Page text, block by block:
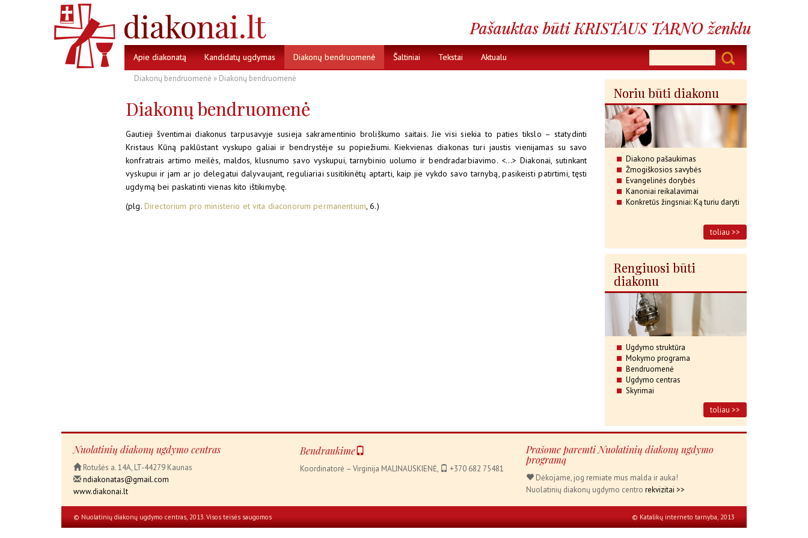
Apie diakonatą Kandidatų ugdymas Diakonų bendruomenė Šaltiniai Tekstai Aktualu
Diakonų bendruomenė » Diakonų bendruomenė
Diakonų bendruomenė
Gautieji šventimai diakonus tarpusavyje susieja sakramentinio broliškumo saitais. Jie visi siekia to paties tikslo – statydinti
Kristaus Kūną paklūstant vyskupo galiai ir bendrystėje su popiežiumi. Kiekvienas diakonas turi jaustis vienijamas su savo
konfratrais artimo meilės, maldos, klusnumo savo vyskupui, tarnybinio uolumo ir bendradarbiavimo. <...> Diakonai, sutinkant
vyskupui ir jam ar jo delegatui dalyvaujant, reguliariai susitikinėtų aptarti, kaip jie vykdo savo tarnybą, pasikeisti patirtimi, tęsti
ugdymą bei paskatinti vienas kito ištikimybę.
(plg. Directorium pro ministerio et vita diaconorum permanentium, 6.)
Noriu būti diakonu
Diakono pašaukimas
Žmogiškosios savybės
Evangelinės dorybės
Kanoniai reikalavimai
Konkretūs žingsniai: Ką turiu daryti
toliau >>
Rengiuosi būti
diakonu
Ugdymo struktūra
Mokymo programa
Bendruomenė
Ugdymo centras
Skyrimai
toliau >>
Nuolatinių diakonų ugdymo centras
Rotušės a. 14A, LT-44279 Kaunas
ndiakonatas@gmail.com
www.diakonai.lt
Bendraukime
Koordinatorė – Virginija MALINAUSKIENĖ, +370 682 75481
Prašome paremti Nuolatinių diakonų ugdymo
programą
Dėkojame, jog remiate mus malda ir auka!
Nuolatinių diakonų ugdymo centrorekvizitai >>
© Nuolatinių diakonų ugdymo centras, 2013. Visos teisės saugomos © Katalikų interneto tarnyba, 2013